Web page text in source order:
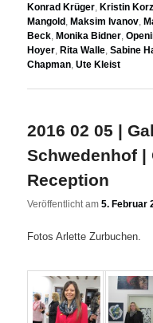
Konrad Krüger ,Kristin Korz
Mangold ,Maksim Ivanov ,
Beck ,Monika Bidner ,
Hoyer ,Rita Walle ,Sabine
Chapman ,Ute Kleist
2016 02 05 |
Schwedenhof |
Reception
Veröffentlicht am5. Februar
Fotos Arlette Zurbuchen.